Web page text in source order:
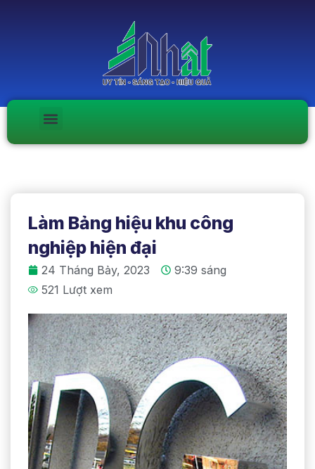
Làm Bảng hiệu khu công
nghiệp hiện đại
24 Tháng Bảy, 2023
9:39 sáng
521 Lượt xem